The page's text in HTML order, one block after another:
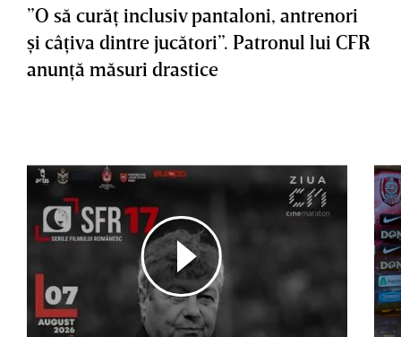
”O să curăţ inclusiv pantaloni, antrenori
şi câţiva dintre jucători”. Patronul lui CFR
anunţă măsuri drastice